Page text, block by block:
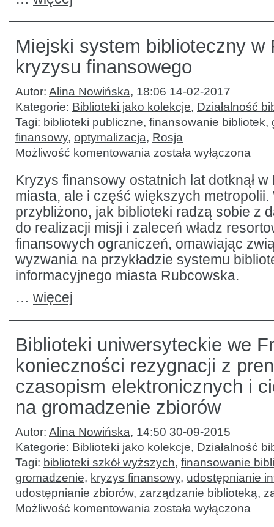
Miejski system biblioteczny w
kryzysu finansowego
Autor: Alina Nowińska, 18:06 14-02-2017
Kategorie: Biblioteki jako kolekcje, Działalność
Tagi: biblioteki publiczne, finansowanie bibliotek,
finansowy, optymalizacja, Rosja
Możliwość komentowania Miejski
system
w Rosji
w epoce
kryzysu
finansowego
została wyłączona
Kryzys finansowy ostatnich lat dotknął w
miasta, ale i część większych metropolii.
przybliżono, jak biblioteki radzą sobie z
do realizacji misji i zaleceń władz
finansowych ograniczeń, omawiając
wyzwania na przykładzie systemu
informacyjnego miasta Rubcowska.
… więcej
Biblioteki uniwersyteckie we
konieczności rezygnacji z
czasopism elektronicznych i
na gromadzenie zbiorów
Autor: Alina Nowińska, 14:50 30-09-2015
Kategorie: Biblioteki jako kolekcje, Działalność
Tagi: biblioteki szkół wyższych, finansowanie
gromadzenie, kryzys finansowy, udostępnianie
udostępnianie zbiorów, zarządzanie biblioteką,
Możliwość komentowania Biblioteki
uniwersyteckie
została wyłączona